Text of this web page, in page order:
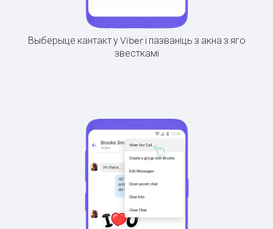
Выберыце кантакт у Viber і пазваніць з акна з яго
звесткамі